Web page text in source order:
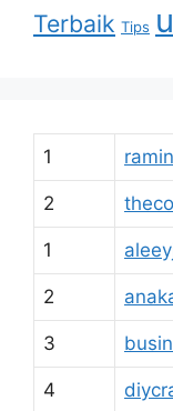
Terbaik Tips
1
2
1
2
3
4